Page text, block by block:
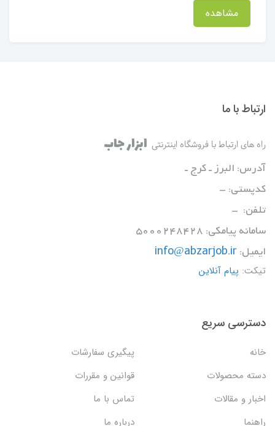
مشاهده
ارتباط با ما
راه های ارتباط با فروشگاه اینترنتی ابزار جاب
آدرس: البرز ـ کرج ـ
کدپستی: -
تلفن: -
سامانه پیامکی: 5000248428
ایمیل: info@abzarjob.ir
تیکت: پیام آنلاین
دسترسی سریع
خانه
پیگیری سفارشات
دسته محصولات
قوانین و مقررات
اخبار و مقالات
تماس با ما
راهنما
درباره ما